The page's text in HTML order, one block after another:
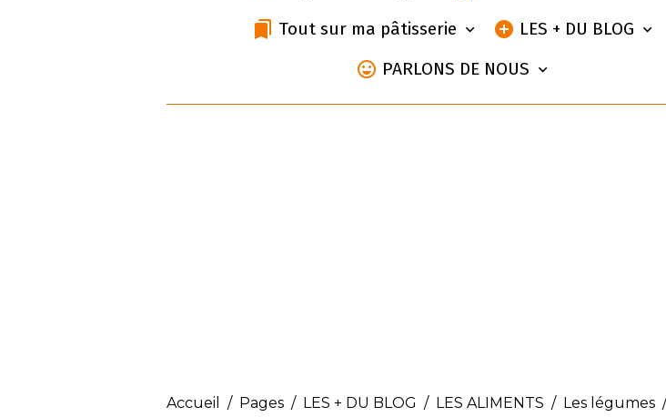
Tout sur ma pâtisserie
LES + DU BLOG
PARLONS DE NOUS
Accueil Pages LES + DU BLOG LES ALIMENTS Les légumes